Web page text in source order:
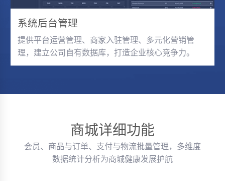
系统后台管理
提供平台运营管理、商家入驻管理、多元化营销管
理，建立公司自有数据库，打造企业核心竞争力。
商城详细功能
会员、商品与订单、支付与物流批量管理，多维度
数据统计分析为商城健康发展护航